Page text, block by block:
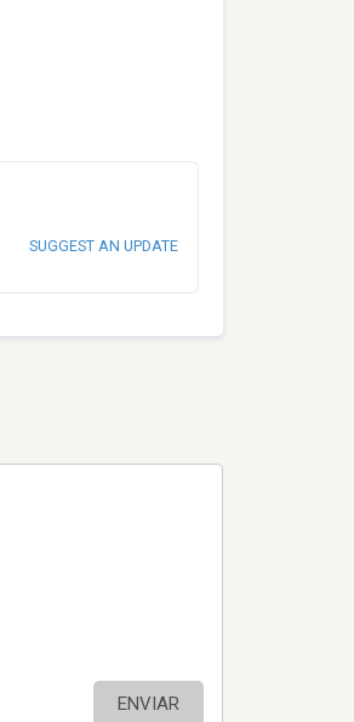
SUGGEST AN UPDATE
ENVIAR